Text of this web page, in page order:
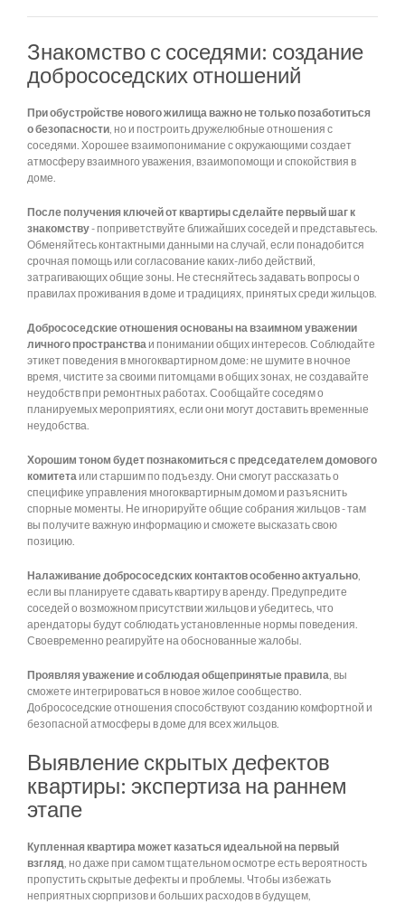
Знакомство с соседями: создание
добрососедских отношений
При обустройстве нового жилища важно не только позаботиться
о безопасности, но и построить дружелюбные отношения с
соседями. Хорошее взаимопонимание с окружающими создает
атмосферу взаимного уважения, взаимопомощи и спокойствия в
доме.
После получения ключей от квартиры сделайте первый шаг к
знакомству- поприветствуйте ближайших соседей и представьтесь.
Обменяйтесь контактными данными на случай, если понадобится
срочная помощь или согласование каких-либо действий,
затрагивающих общие зоны. Не стесняйтесь задавать вопросы о
правилах проживания в доме и традициях, принятых среди жильцов.
Добрососедские отношения основаны на взаимном уважении
личного пространства и понимании общих интересов. Соблюдайте
этикет поведения в многоквартирном доме: не шумите в ночное
время, чистите за своими питомцами в общих зонах, не создавайте
неудобств при ремонтных работах. Сообщайте соседям о
планируемых мероприятиях, если они могут доставить временные
неудобства.
Хорошим тоном будет познакомиться с председателем домового
комитета или старшим по подъезду. Они смогут рассказать о
специфике управления многоквартирным домом и разъяснить
спорные моменты. Не игнорируйте общие собрания жильцов - там
вы получите важную информацию и сможете высказать свою
позицию.
Налаживание добрососедских контактов особенно актуально,
если вы планируете сдавать квартиру в аренду. Предупредите
соседей о возможном присутствии жильцов и убедитесь, что
арендаторы будут соблюдать установленные нормы поведения.
Своевременно реагируйте на обоснованные жалобы.
Проявляя уважение и соблюдая общепринятые правила, вы
сможете интегрироваться в новое жилое сообщество.
Добрососедские отношения способствуют созданию комфортной и
безопасной атмосферы в доме для всех жильцов.
Выявление скрытых дефектов
квартиры: экспертиза на раннем
этапе
Купленная квартира может казаться идеальной на первый
взгляд, но даже при самом тщательном осмотре есть вероятность
пропустить скрытые дефекты и проблемы. Чтобы избежать
неприятных сюрпризов и больших расходов в будущем,